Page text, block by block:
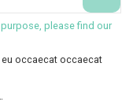
please find our
occaecat occaecat